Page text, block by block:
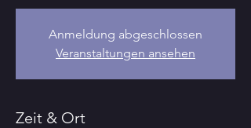
Anmeldung abgeschlossen
Veranstaltungen ansehen
Zeit & Ort